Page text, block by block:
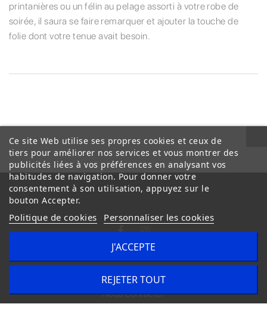
printanières ou un félin au pelage assorti à votre robe de
soirée, il saura se faire remarquer et ajouter la touche de
folie dont votre tenue avait besoin.
Conditions Générales de Vente
Nous contacter
Ce site Web utilise ses propres cookies et ceux de
tiers pour améliorer nos services et vous montrer des
publicités liées à vos préférences en analysant vos
habitudes de navigation. Pour donner votre
consentement à son utilisation, appuyez sur le
bouton Accepter.
Politique de cookies Personnaliser les cookies
REJETER TOUT
J'ACCEPTE